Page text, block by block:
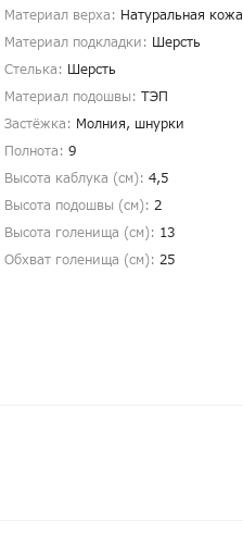
Материал верха: Натуральная кожа
Материал подкладки: Шерсть
Стелька: Шерсть
Материал подошвы: ТЭП
Застёжка: Молния, шнурки
Полнота: 9
Высота каблука (см): 4,5
Высота подошвы (см): 2
Высота голенища (cм): 13
Обхват голенища (cм): 25